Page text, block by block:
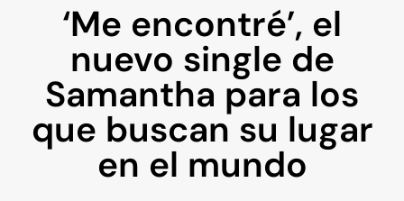
‘Me encontré’, el
nuevo single de
Samantha para los
que buscan su lugar
en el mundo